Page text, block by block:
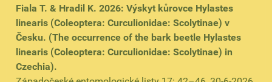
Fiala T. & Hradil K. 2026: Výskyt kůrovce Hylastes
linearis (Coleoptera: Curculionidae: Scolytinae) v
Česku. (The occurrence of the bark beetle Hylastes
linearis (Coleoptera: Curculionidae: Scolytinae) in
Czechia).